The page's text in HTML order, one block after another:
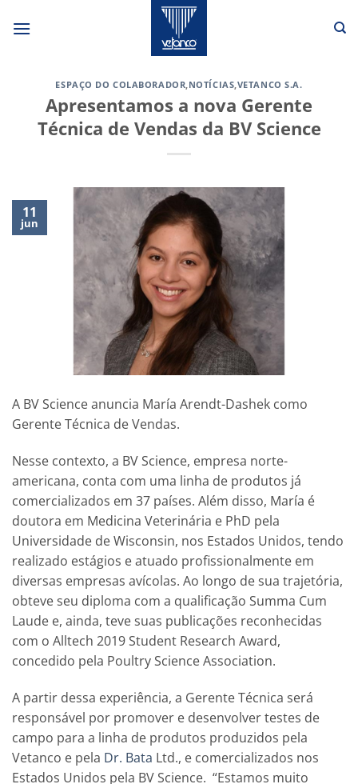
ESPAÇO DO COLABORADOR,NOTÍCIAS,VETANCO S.A.
Apresentamos a nova Gerente
Técnica de Vendas da BV Science
11
jun
A BV Science anuncia María Arendt-Dashek como
Gerente Técnica de Vendas.
Nesse contexto, a BV Science, empresa norte-
americana, conta com uma linha de produtos já
comercializados em 37 países. Além disso, María é
doutora em Medicina Veterinária e PhD pela
Universidade de Wisconsin, nos Estados Unidos, tendo
realizado estágios e atuado profissionalmente em
diversas empresas avícolas. Ao longo de sua trajetória,
obteve seu diploma com a qualificação Summa Cum
Laude e, ainda, teve suas publicações reconhecidas
com o Alltech 2019 Student Research Award,
concedido pela Poultry Science Association.
A partir dessa experiência, a Gerente Técnica será
responsável por promover e desenvolver testes de
campo para a linha de produtos produzidos pela
Vetanco e pela Dr. Bata Ltd., e comercializados nos
Estados Unidos pela BV Science. “Estamos muito